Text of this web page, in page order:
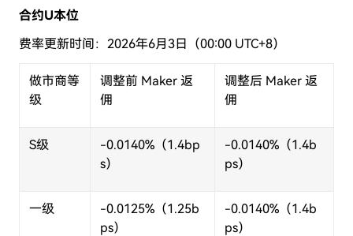
合约U本位
费率更新时间：2026年6月3日（00:00 UTC+8）
做市商等
级
调整前 Maker 返
佣
调整后 Maker 返
佣
S级 -0.0140% （1.4bp
s）
-0.0140% （1.4b
ps）
一级 -0.0125% （1 .25b
ps）
-0.0140% （1.4b
ps）